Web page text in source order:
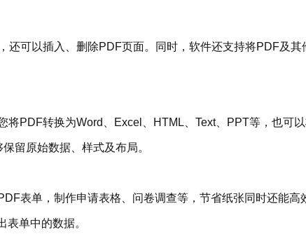
可以插入、删除PDF页面。同时，软件还支持将PDF及其
PDF转换为Word、Excel、HTML、Text、PPT等，也可
留原始数据、样式及布局。
表单，制作申请表格、问卷调查等，节省纸张同时还能高
单中的数据。